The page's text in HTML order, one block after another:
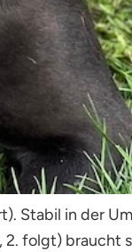
Stabil in der
folgt) braucht